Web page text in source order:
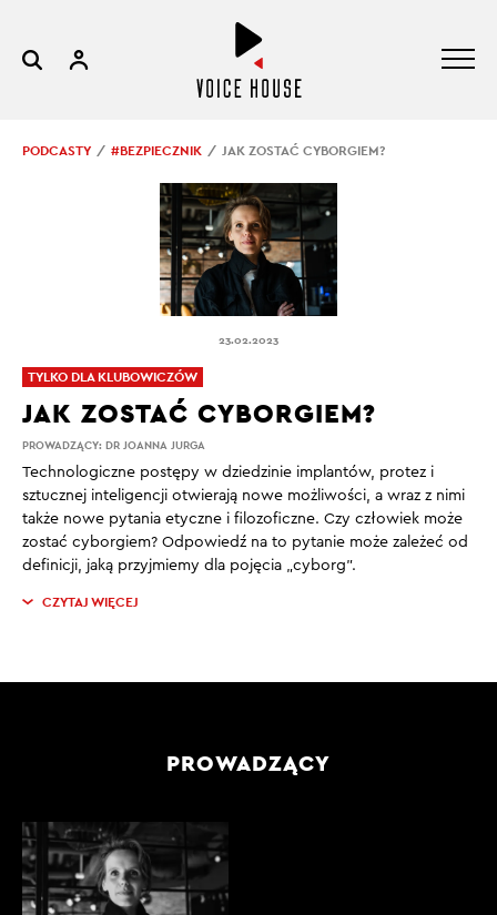
PODCASTY #BEZPIECZNIK JAK ZOSTAĆ CYBORGIEM?
23.02.2023
PROWADZĄCY: DR JOANNA JURGA
JAK ZOSTAĆ CYBORGIEM?
Technologiczne postępy w dziedzinie implantów, protez i
sztucznej inteligencji otwierają nowe możliwości, a wraz z nimi
także nowe pytania etyczne i filozoficzne. Czy człowiek może
zostać cyborgiem? Odpowiedź na to pytanie może zależeć od
definicji, jaką przyjmiemy dla pojęcia „cyborg”.
CZYTAJ WIĘCEJ
TYLKO DLA KLUBOWICZÓW
PROWADZĄCY